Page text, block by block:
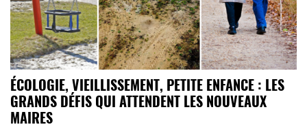
ÉCOLOGIE, VIEILLISSEMENT, PETITE ENFANCE : LES
GRANDS DÉFIS QUI ATTENDENT LES NOUVEAUX
MAIRES